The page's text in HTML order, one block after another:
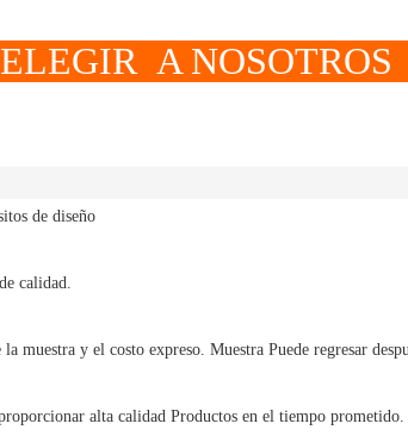
A NOSOTROS
de diseño
calidad.
muestra y el costo expreso. Muestra Puede regresar
alta calidad Productos en el tiempo prometido.